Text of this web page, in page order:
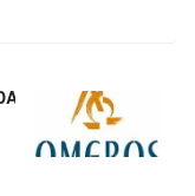
优先审查：治疗移植